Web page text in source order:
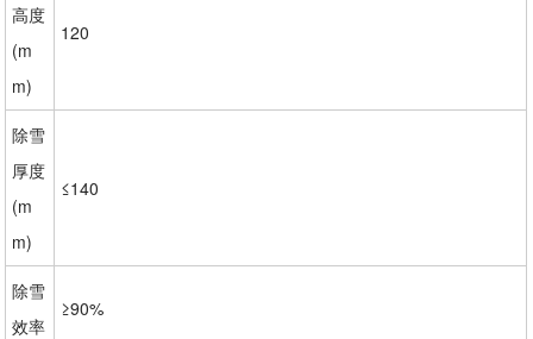
高度
(m
m)
120
除雪
厚度
(m
m)
≤140
除雪
效率
≥90%